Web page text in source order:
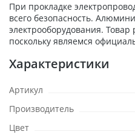
При прокладке
всего безопасность.
электрооборудования.
поскольку являемся
Характеристики
Артикул
Производитель
Цвет